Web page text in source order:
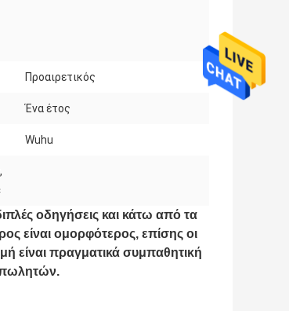
Προαιρετικός
Ένα έτος
Wuhu
,
οδηγήσεις και κάτω από τα
είναι ομορφότερος, επίσης οι
είναι πραγματικά συμπαθητική
πωλητών.